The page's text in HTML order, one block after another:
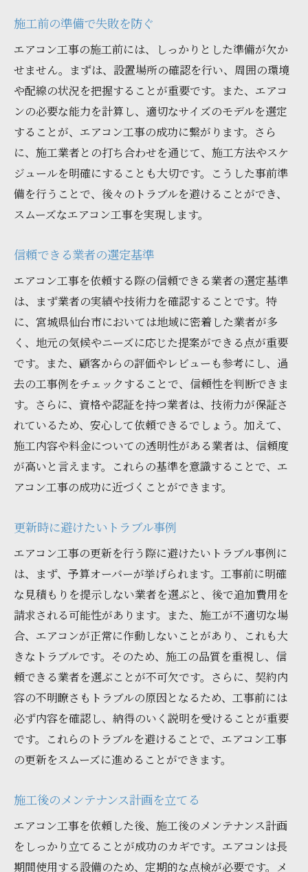
施工前の準備で失敗を防ぐ
エアコン工事の施工前には、しっかりとした準備が欠か
せません。まずは、設置場所の確認を行い、周囲の環境
や配線の状況を把握することが重要です。また、エアコ
ンの必要な能力を計算し、適切なサイズのモデルを選定
することが、エアコン工事の成功に繋がります。さら
に、施工業者との打ち合わせを通じて、施工方法やスケ
ジュールを明確にすることも大切です。こうした事前準
備を行うことで、後々のトラブルを避けることができ、
スムーズなエアコン工事を実現します。
信頼できる業者の選定基準
エアコン工事を依頼する際の信頼できる業者の選定基準
は、まず業者の実績や技術力を確認することです。特
に、宮城県仙台市においては地域に密着した業者が多
く、地元の気候やニーズに応じた提案ができる点が重要
です。また、顧客からの評価やレビューも参考にし、過
去の工事例をチェックすることで、信頼性を判断できま
す。さらに、資格や認証を持つ業者は、技術力が保証さ
れているため、安心して依頼できるでしょう。加えて、
施工内容や料金についての透明性がある業者は、信頼度
が高いと言えます。これらの基準を意識することで、エ
アコン工事の成功に近づくことができます。
更新時に避けたいトラブル事例
エアコン工事の更新を行う際に避けたいトラブル事例に
は、まず、予算オーバーが挙げられます。工事前に明確
な見積もりを提示しない業者を選ぶと、後で追加費用を
請求される可能性があります。また、施工が不適切な場
合、エアコンが正常に作動しないことがあり、これも大
きなトラブルです。そのため、施工の品質を重視し、信
頼できる業者を選ぶことが不可欠です。さらに、契約内
容の不明瞭さもトラブルの原因となるため、工事前には
必ず内容を確認し、納得のいく説明を受けることが重要
です。これらのトラブルを避けることで、エアコン工事
の更新をスムーズに進めることができます。
施工後のメンテナンス計画を立てる
エアコン工事を依頼した後、施工後のメンテナンス計画
をしっかり立てることが成功のカギです。エアコンは長
期間使用する設備のため、定期的な点検が必要です。メ